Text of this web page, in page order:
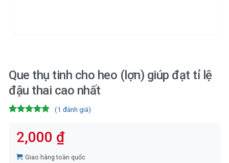
Que thụ tinh cho heo (lợn) giúp đạt tỉ lệ
đậu thai cao nhất
đánh giá
(1 đánh giá)
2,000 ₫
Giao hàng toàn quốc